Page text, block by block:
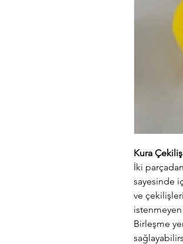
Kura
İki
sayesinde
ve
istenmeyen
Birleşme